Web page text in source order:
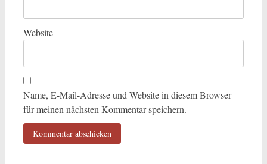
Website
Name, E-Mail-Adresse und Website in diesem Browser
für meinen nächsten Kommentar speichern.